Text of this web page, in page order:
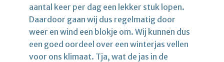
aantal keer per dag een lekker stuk lopen.
Daardoor gaan wij dus regelmatig door
weer en wind een blokje om. Wij kunnen dus
een goed oordeel over een winterjas vellen
voor ons klimaat. Tja, wat de jas in de